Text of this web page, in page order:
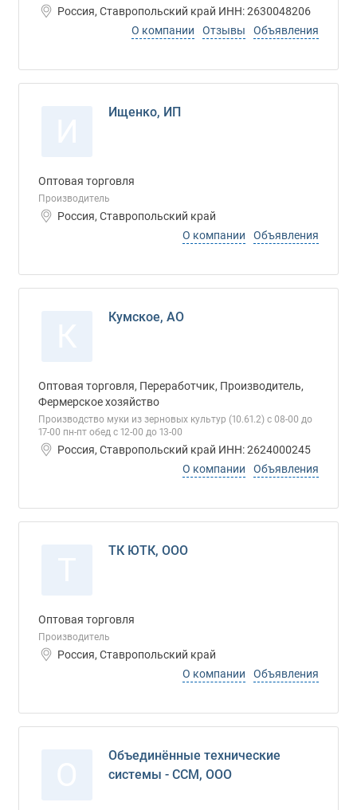
Россия, Ставропольский край ИНН: 2630048206
О компании
Отзывы Объявления
Ищенко, ИП
Оптовая торговля
Производитель
Россия, Ставропольский край
О компании
Объявления
Кумское, АО
Оптовая торговля, Переработчик, Производитель,
Фермерское хозяйство
Производство муки из зерновых культур (10.61.2) с 08-00 до
17-00 пн-пт обед с 12-00 до 13-00
Россия, Ставропольский край ИНН: 2624000245
О компании
Объявления
ТК ЮТК, ООО
Оптовая торговля
Производитель
Россия, Ставропольский край
О компании
Объявления
Объединённые технические
системы - ССМ, ООО